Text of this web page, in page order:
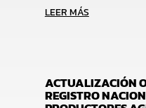
LEER MÁS
ACTUALIZACIÓN
REGISTRO